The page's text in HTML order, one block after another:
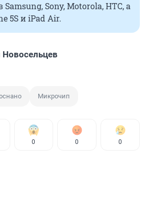
Sony, Motorola, HTC, а
5S и iPad Air.
Микрочип
0 0 0